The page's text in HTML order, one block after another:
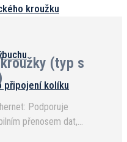
kroužku
připojení kolíku
(typ s
Podporuje
přenosem dat,
degradací signálu ◎